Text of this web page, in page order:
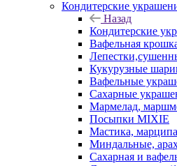
Кондитерские
Назад
Кондитерские
Вафельная
Кукурузные
Вафельные
Сахарные
Мармелад,
Посыпки MIXIE
Мастика,
Миндальные,
Сахарная и